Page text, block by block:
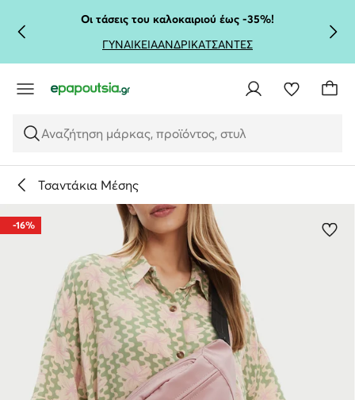
ΜΕΤΆΒΑΣΗ ΣΤΟ ΚΎΡΙΟ ΠΕΡΙΕΧΌΜΕΝΟ
ΜΕΤΆΒΑΣΗ ΣΤΗΝ ΑΝΑΖΉΤΗΣΗ
Οι τάσεις του καλοκαιριού έως -35%!
ΓΥΝΑΙΚΕΙΑΑΝΔΡΙΚΑΤΣΑΝΤΕΣ
Αναζήτηση μάρκας, προϊόντος, στυλ
Τσαντάκια Μέσης
-16%